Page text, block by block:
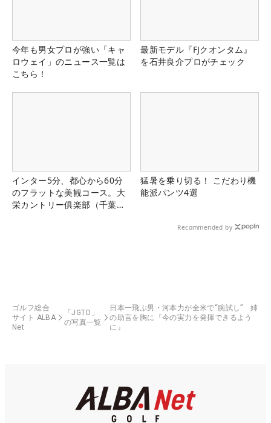
今年も男女プロが強い「キャ
ロウェイ」のニュース一覧は
こちら！
最新モデル『FJクオンタム』
を石井良介プロがチェック
インター5分、都心から60分
のフラットな美観コース。大
栄カントリー俱楽部（千葉
猛暑を乗り切る！ こだわり機
能派パンツ4選
Recommended by
ゴルフ総合
サイト ALBA
Net
「JGTO」
の写真一覧
日本一飛ぶ男・河本力が全米で“腕試し” 姉
の助言を胸に『今の実力を発揮できるよう
に』